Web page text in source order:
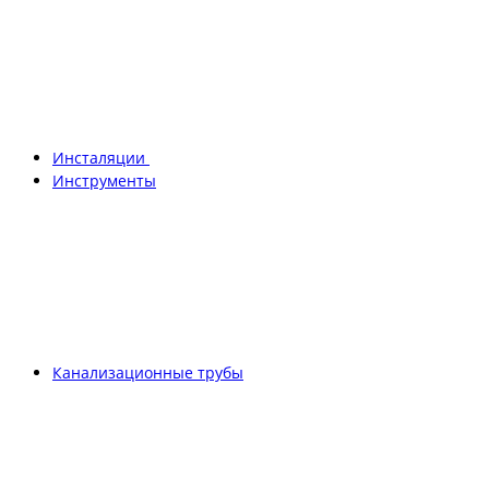
Инсталяции
Инструменты
Канализационные трубы